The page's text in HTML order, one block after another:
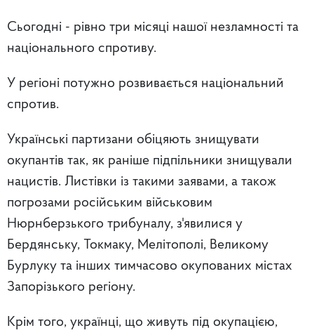
Сьогодні - рівно три місяці нашої незламності та
національного спротиву.
У регіоні потужно розвивається національний
спротив.
Українські партизани обіцяють знищувати
окупантів так, як раніше підпільники знищували
нацистів. Листівки із такими заявами, а також
погрозами російським військовим
Нюрнберзького трибуналу, з'явилися у
Бердянську, Токмаку, Мелітополі, Великому
Бурлуку та інших тимчасово окупованих містах
Запорізького регіону.
Крім того, українці, що живуть під окупацією,